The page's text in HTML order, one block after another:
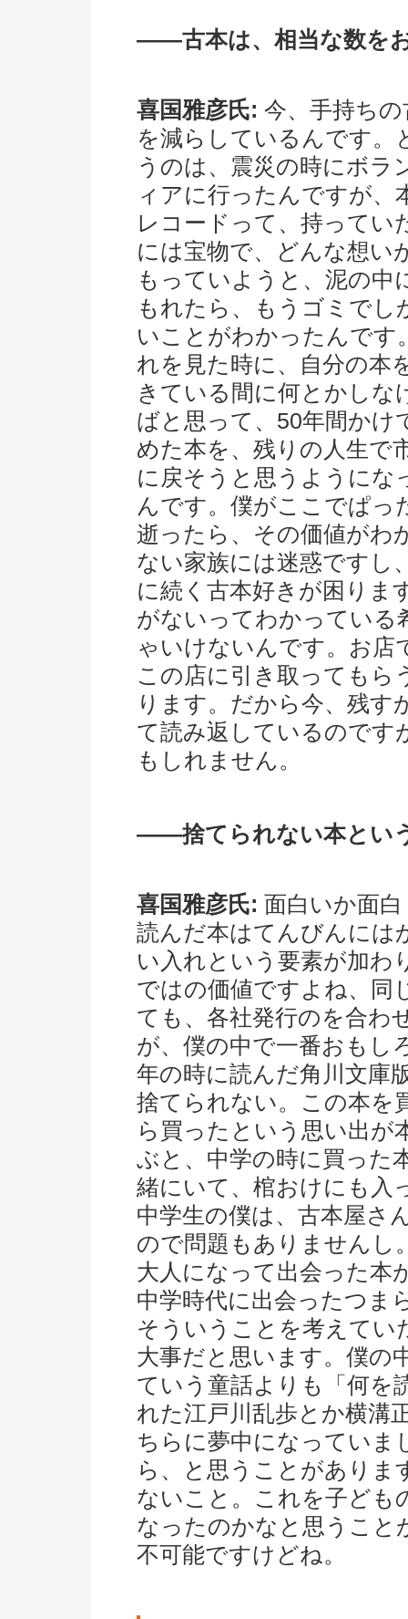
――古本は、相当な数を
喜国雅彦氏: 今、手持ちの
を減らしているんです。
うのは、震災の時にボラ
ィアに行ったんですが、
レコードって、持ってい
には宝物で、どんな想い
もっていようと、泥の中
もれたら、もうゴミでし
いことがわかったんです
れを見た時に、自分の本
きている間に何とかしな
ばと思って、50年間かけ
めた本を、残りの人生で
に戻そうと思うようにな
んです。僕がここでぱっ
逝ったら、その価値がわ
ない家族には迷惑ですし
に続く古本好きが困りま
がないってわかっている
ゃいけないんです。お店
この店に引き取ってもら
ります。だから今、残す
て読み返しているのです
もしれません。
――捨てられない本とい
喜国雅彦氏: 面白いか面
読んだ本はてんびんには
い入れという要素が加わ
ではの価値ですよね、同
ても、各社発行のを合わ
が、僕の中で一番おもし
年の時に読んだ角川文庫
捨てられない。この本を
ら買ったという思い出が
ぶと、中学の時に買った
緒にいて、棺おけにも入
中学生の僕は、古本屋さ
ので問題もありませんし
大人になって出会った本
中学時代に出会ったつま
そういうことを考えてい
大事だと思います。僕の
ていう童話よりも「何を
れた江戸川乱歩とか横溝
ちらに夢中になっていま
ら、と思うことがありま
ないこと。これを子ども
なったのかなと思うこと
不可能ですけどね。